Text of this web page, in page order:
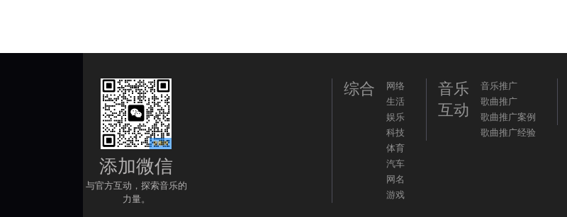
添加微信
与官方互动，探索音乐的
力量。
音乐
互动
音乐推广
歌曲推广
歌曲推广案例
歌曲推广经验
综合
网络
生活
娱乐
科技
体育
汽车
网名
游戏